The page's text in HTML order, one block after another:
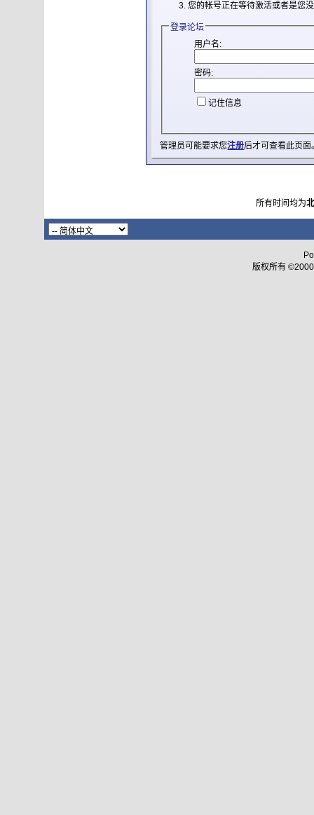
您的帐号正在等待激活或者是您
登录论坛
用户名:
密码:
记住信息
管理员可能要求您注册后才可查看此页面
所有时间均为
版权所有